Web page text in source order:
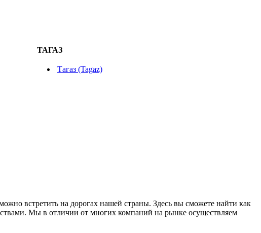
ТАГАЗ
Тагаз (Tagaz)
встретить на дорогах нашей страны. Здесь вы сможете найти как
Мы в отличии от многих компаний на рынке осуществляем